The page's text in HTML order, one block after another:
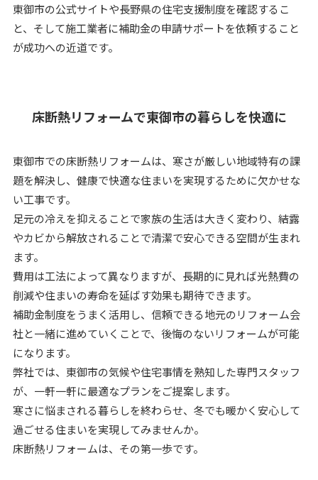
東御市の公式サイトや長野県の住宅支援制度を確認するこ
と、そして施工業者に補助金の申請サポートを依頼すること
が成功への近道です。
床断熱リフォームで東御市の暮らしを快適に
東御市での床断熱リフォームは、寒さが厳しい地域特有の課
題を解決し、健康で快適な住まいを実現するために欠かせな
い工事です。
足元の冷えを抑えることで家族の生活は大きく変わり、結露
やカビから解放されることで清潔で安心できる空間が生まれ
ます。
費用は工法によって異なりますが、長期的に見れば光熱費の
削減や住まいの寿命を延ばす効果も期待できます。
補助金制度をうまく活用し、信頼できる地元のリフォーム会
社と一緒に進めていくことで、後悔のないリフォームが可能
になります。
弊社では、東御市の気候や住宅事情を熟知した専門スタッフ
が、一軒一軒に最適なプランをご提案します。
寒さに悩まされる暮らしを終わらせ、冬でも暖かく安心して
過ごせる住まいを実現してみませんか。
床断熱リフォームは、その第一歩です。